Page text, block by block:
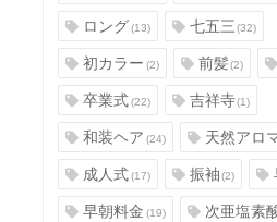
ロング(13) 七五三(32)
初カラー(2) 前髪(2)
卒業式(22) 吉祥寺(1)
和装ヘア(24) 天然アロ
成人式(17) 振袖(2)
早朝料金(19) 次亜塩素